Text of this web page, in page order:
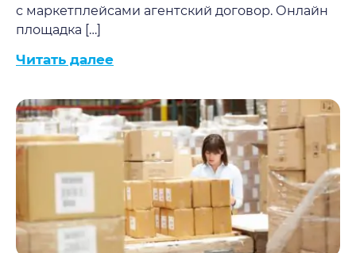
с маркетплейсами агентский договор. Онлайн
площадка […]
Читать далее